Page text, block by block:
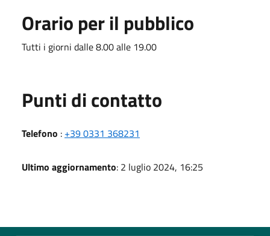
Orario per il pubblico
Tutti i giorni dalle 8.00 alle 19.00
Punti di contatto
Telefono : +39 0331 368231
Ultimo aggiornamento: 2 luglio 2024, 16:25